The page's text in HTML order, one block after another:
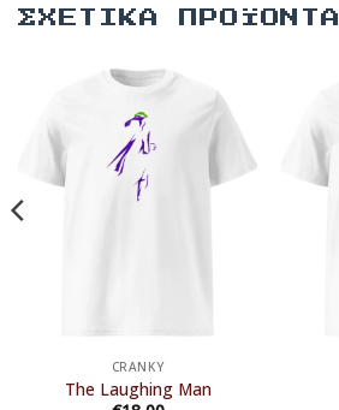
ΣΧΕΤΙΚΆ ΠΡΟΪΌΝΤΑ
CRANKY
The Laughing Man